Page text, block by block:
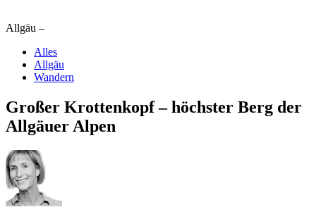
Allgäu –
Alles
Allgäu
Wandern
Großer Krottenkopf – höchster Berg der
Allgäuer Alpen